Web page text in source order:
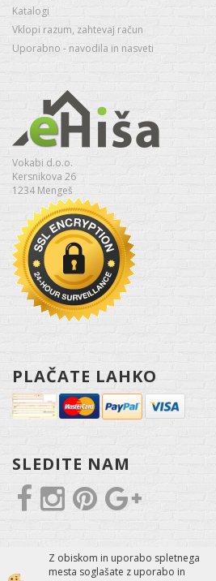
Katalogi
Vklopi razum, zahtevaj račun
Uporabno - navodila in nasveti
Vokabi d.o.o.
Kersnikova 26
1234 Mengeš
PLAČATE LAHKO
SLEDITE NAM
Z obiskom in uporabo spletnega
mesta soglašate z uporabo in